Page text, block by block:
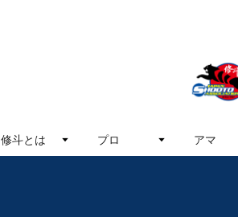
修斗とは プロ アマ